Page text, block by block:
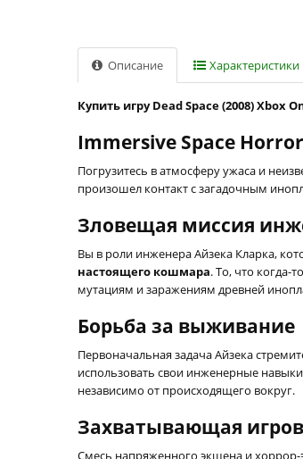
Описание Характеристики
Купить игру Dead Space (2008) Xbox
Immersive Space
Погрузитесь в атмосферу ужаса и
произошел контакт с загадочным
Зловещая миссия
Вы в роли инженера Айзека Кларка,
настоящего кошмара. То, что когда-
мутациям и заражениям древней
Борьба за выживание
Первоначальная задача Айзека
использовать свои инженерные
независимо от происходящего вокруг.
Захватывающая
Смесь напряженного экшена и